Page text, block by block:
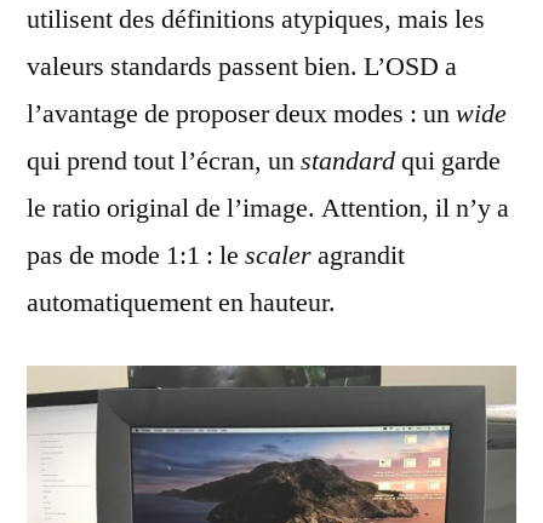
utilisent des définitions atypiques, mais les
valeurs standards passent bien. L’OSD a
l’avantage de proposer deux modes : unwide
qui prend tout l’écran, unstandardqui garde
le ratio original de l’image. Attention, il n’y a
pas de mode 1:1 : le scaleragrandit
automatiquement en hauteur.